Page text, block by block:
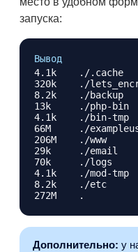
запуска:
Вывод
4.1k	./.cache
320k	./lets_encrypt
8.2k	./backup
13k	./php-bin
4.1k	./bin-tmp
66M	./exampleuser
206M	./www
29k	./email
70k	./logs
4.1k	./mod-tmp
8.2k	./etc
Дополнительно: у